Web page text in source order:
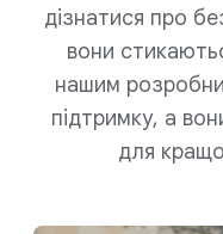
дізнатися про
вони
нашим
підтримку, а
для